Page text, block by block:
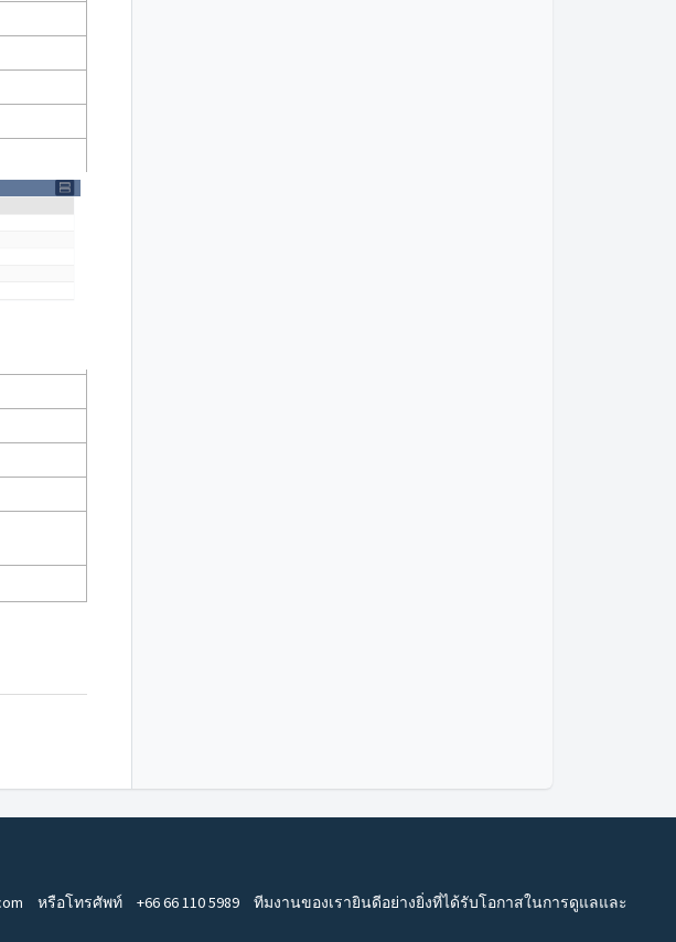
หรือโทรศัพท์ +66 66 110 5989
ทีมงานของเรายินดีอย่างยิ่งที่ได้รับโอกาสในการดูแลและ